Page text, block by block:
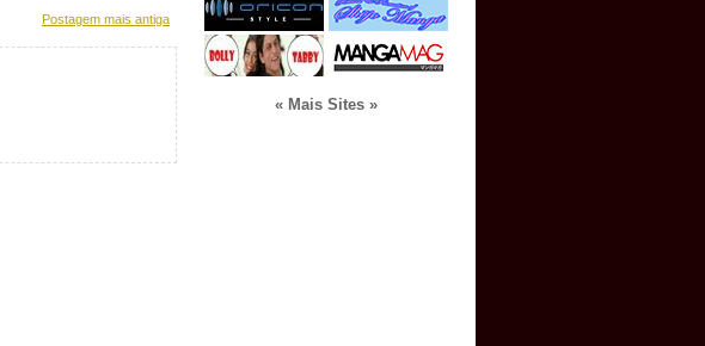
Postagem mais antiga
« Mais Sites »